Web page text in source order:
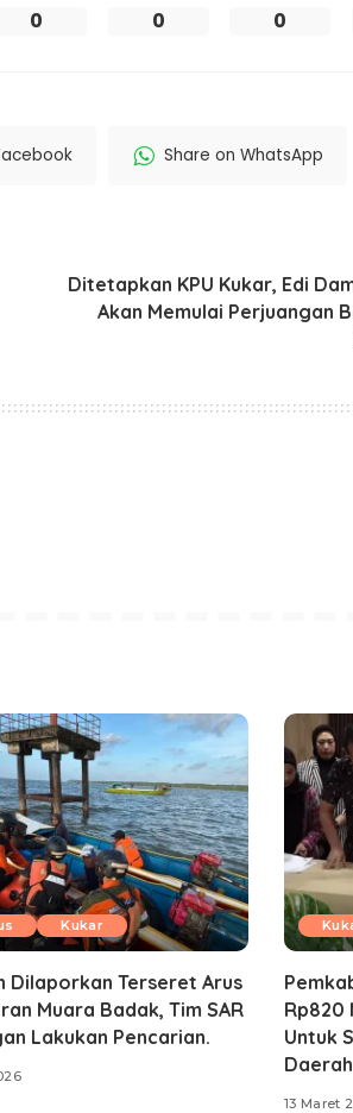
0 0 0
Share on WhatsApp
Ditetapkan KPU Kukar, Edi
Akan Memulai Perjuangan
Kukar
Dilaporkan Terseret Arus
Muara Badak, Tim SAR
Lakukan Pencarian.
Rp820
Untuk
Daerah
13 Maret